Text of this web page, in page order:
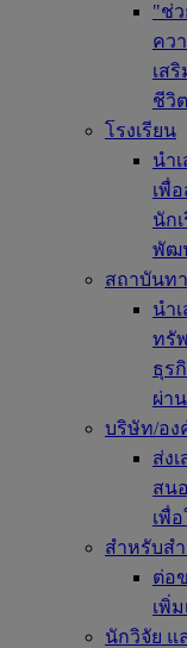
"ช่
คว
เส
ชีวิ
โรงเรียน
นำ
เพื่
นัก
พัฒ
สถาบันท
นำ
ทรั
ธุร
ผ่า
บริษัท/อง
ส่ง
สน
เพื่
สำหรับส
ต่อ
เพิ่
นักวิจัย แ